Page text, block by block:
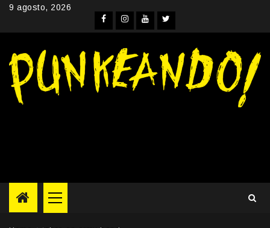
Skip9 agosto, 2026
Facebook
Instagram
YouTube
Twitter
Primary
Menu